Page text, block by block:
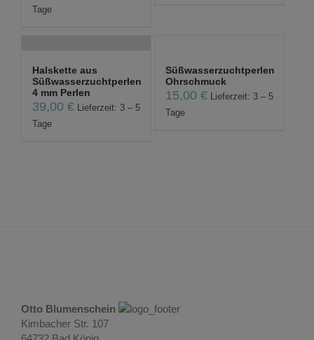
Tage
Halskette aus
Süßwasserzuchtperlen
4 mm Perlen
39,00 €
Lieferzeit: 3 – 5
Tage
Süßwasserzuchtperlen
Ohrschmuck
15,00€
Lieferzeit: 3 – 5
Tage
Otto Blumenschein
Kimbacher Str. 107